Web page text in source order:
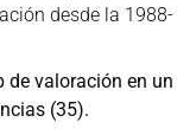
desde la 1988-
de valoración en un
(35).